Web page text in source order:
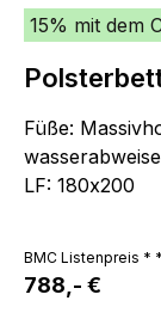
15% mit dem
Füße:
LF: 180x200
BMC Listenpreis * *
788,- €